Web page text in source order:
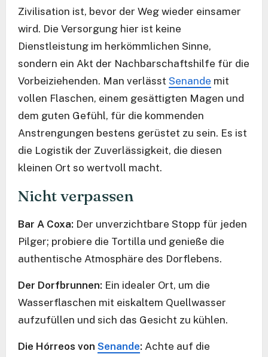
Zivilisation ist, bevor der Weg wieder einsamer
wird. Die Versorgung hier ist keine
Dienstleistung im herkömmlichen Sinne,
sondern ein Akt der Nachbarschaftshilfe für die
Vorbeiziehenden. Man verlässt Senande mit
vollen Flaschen, einem gesättigten Magen und
dem guten Gefühl, für die kommenden
Anstrengungen bestens gerüstet zu sein. Es ist
die Logistik der Zuverlässigkeit, die diesen
kleinen Ort so wertvoll macht.
Nicht verpassen
Bar A Coxa: Der unverzichtbare Stopp für jeden
Pilger; probiere die Tortilla und genieße die
authentische Atmosphäre des Dorflebens.
Der Dorfbrunnen: Ein idealer Ort, um die
Wasserflaschen mit eiskaltem Quellwasser
aufzufüllen und sich das Gesicht zu kühlen.
Die Hórreos von Senande: Achte auf die